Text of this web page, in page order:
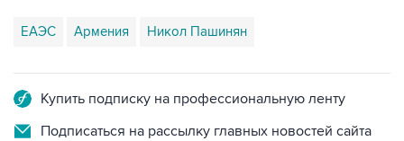
ЕАЭС Армения Никол Пашинян
Купить подписку на профессиональную ленту
Подписаться на рассылку главных новостей сайта